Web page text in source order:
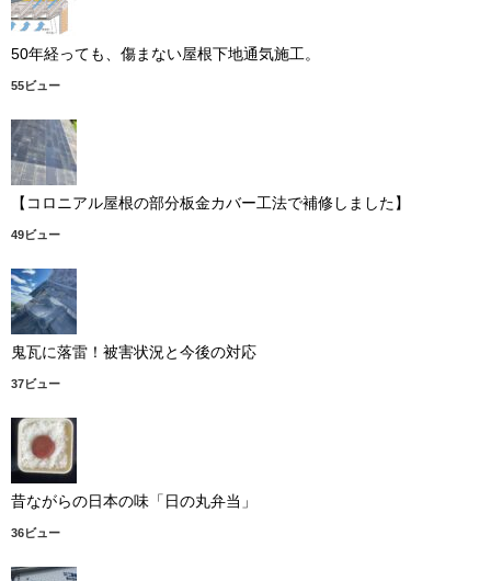
50年経っても、傷まない屋根下地通気施工。
55ビュー
【コロニアル屋根の部分板金カバー工法で補修しました】
49ビュー
鬼瓦に落雷！被害状況と今後の対応
37ビュー
昔ながらの日本の味「日の丸弁当」
36ビュー